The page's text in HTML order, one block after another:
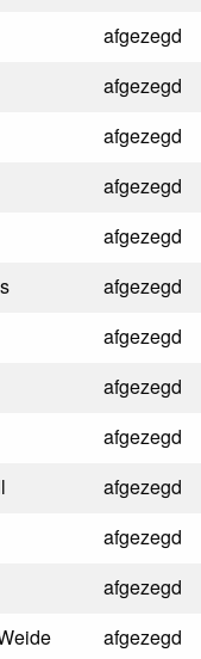
afgezegd
afgezegd
afgezegd
afgezegd
afgezegd
afgezegd
afgezegd
afgezegd
afgezegd
afgezegd
afgezegd
afgezegd
afgezegd